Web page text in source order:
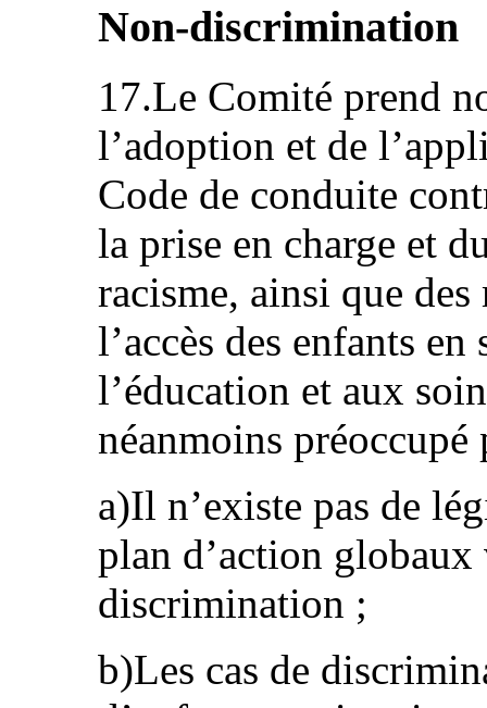
Non-discrimination
17.Le Comité prend
l’adoption et de
Code de conduite
la prise en charge et
racisme, ainsi que
l’accès des enfants
l’éducation et aux
néanmoins
a)Il n’existe pas de
plan d’action
discrimination ;
b)Les cas de